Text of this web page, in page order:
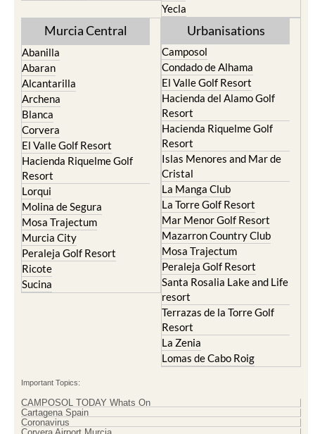
Yecla
Murcia Central
Abanilla
Abaran
Alcantarilla
Archena
Blanca
Corvera
El Valle Golf Resort
Hacienda Riquelme Golf
Resort
Lorqui
Molina de Segura
Mosa Trajectum
Murcia City
Peraleja Golf Resort
Ricote
Sucina
Urbanisations
Camposol
Condado de Alhama
El Valle Golf Resort
Hacienda del Alamo Golf
Resort
Hacienda Riquelme Golf
Resort
Islas Menores and Mar de
Cristal
La Manga Club
La Torre Golf Resort
Mar Menor Golf Resort
Mazarron Country Club
Mosa Trajectum
Peraleja Golf Resort
Santa Rosalia Lake and Life
resort
Terrazas de la Torre Golf
Resort
La Zenia
Lomas de Cabo Roig
Important Topics:
CAMPOSOL TODAY Whats On
Cartagena Spain
Coronavirus